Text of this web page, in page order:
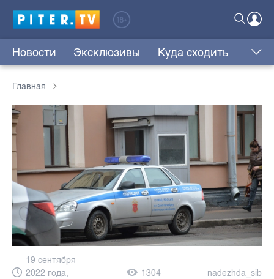
Новости Эксклюзивы Куда сходить
Главная
19 сентября
2022 года,
1304 nadezhda_sib